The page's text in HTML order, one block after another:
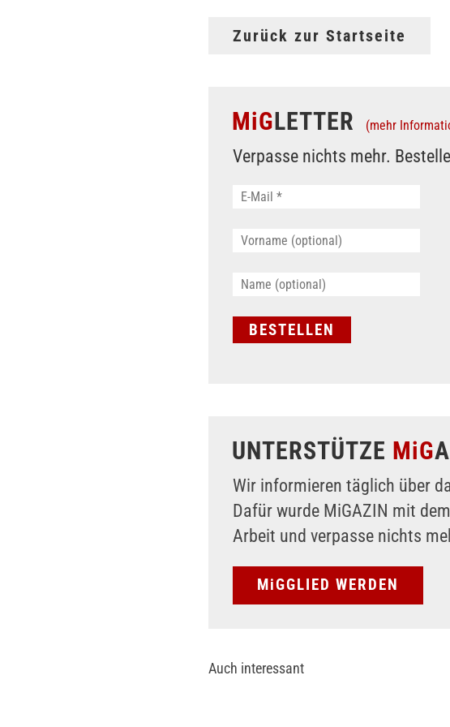
Zurück zur Startseite
MiGLETTER (mehr
Verpasse nichts mehr.
UNTERSTÜTZE MiG
Wir informieren täglich über
Dafür wurde MiGAZIN mit dem
Arbeit und verpasse nichts
MiGGLIED WERDEN
Auch interessant